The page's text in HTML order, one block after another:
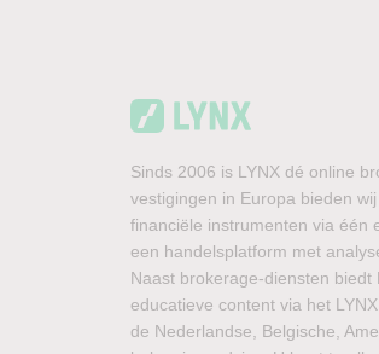
Sinds 2006 is LYNX dé online
vestigingen in Europa bieden
financiële instrumenten via één
een handelsplatform met
Naast brokerage-diensten
educatieve content via het
de Nederlandse, Belgische,